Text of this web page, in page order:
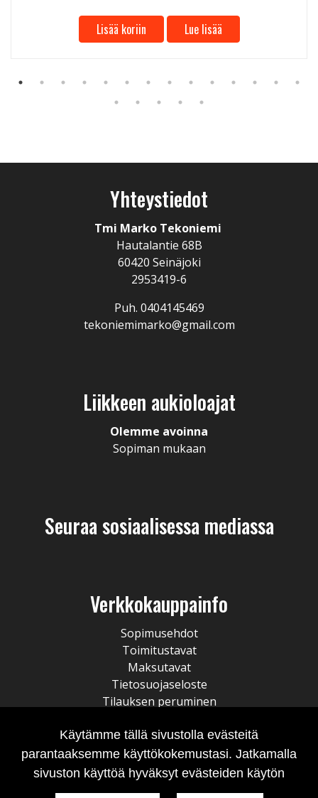
Lisää koriin Lue lisää
Yhteystiedot
Tmi Marko Tekoniemi
Hautalantie 68B
60420 Seinäjoki
2953419-6
Puh. 0404145469
tekoniemimarko@gmail.com
Liikkeen aukioloajat
Olemme avoinna
Sopiman mukaan
Seuraa sosiaalisessa mediassa
Verkkokauppainfo
Sopimusehdot
Toimitustavat
Maksutavat
Tietosuojaseloste
Tilauksen peruminen
Käytämme tällä sivustolla evästeitä
parantaaksemme käyttökokemustasi. Jatkamalla
sivuston käyttöä hyväksyt evästeiden käytön